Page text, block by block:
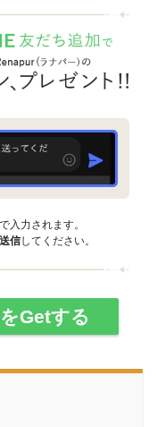
入力されます。
信してください。
Getする